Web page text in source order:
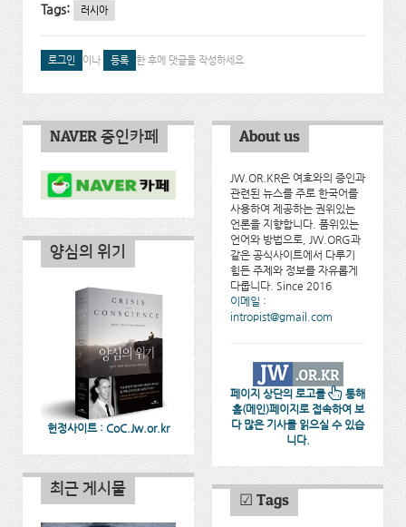
Tags: 러시아
로그인 이나 등록 한 후에 댓글을 작성하세요
NAVER 증인카페 About us
JW.OR.KR은 여호와의 증인과
관련된 뉴스를 주로 한국어를
사용하여 제공하는 권위있는
언론을 지향합니다. 품위있는
언어와 방법으로, JW.ORG과
같은 공식사이트에서 다루기
힘든 주제와 정보를 자유롭게
다룹니다. Since 2016
이메일 :
intropist@gmail.com
페이지 상단의 로고를
통해
홈(메인)페이지로 접속하여 보
다 많은 기사를 읽으실 수 있습
니다.
양심의 위기
헌정사이트 : CoC.Jw.or.kr
최근 게시물
☑ Tags